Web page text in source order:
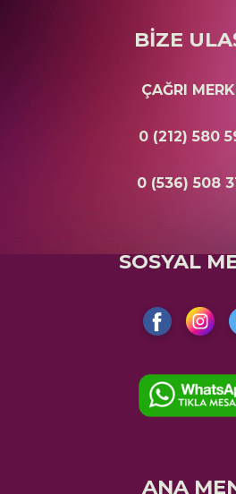
BİZE
ÇAĞRI
0 (212) 580
0 (536) 508
SOSYAL
ANA